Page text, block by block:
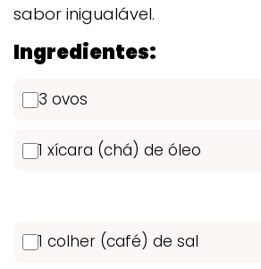
sabor inigualável.
Ingredientes:
3 ovos
1 xícara (chá) de óleo
1 colher (café) de sal